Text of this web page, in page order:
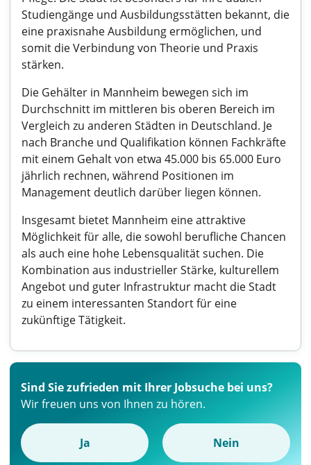
Studiengänge und Ausbildungsstätten bekannt, die
eine praxisnahe Ausbildung ermöglichen, und
somit die Verbindung von Theorie und Praxis
stärken.
Die Gehälter in Mannheim bewegen sich im
Durchschnitt im mittleren bis oberen Bereich im
Vergleich zu anderen Städten in Deutschland. Je
nach Branche und Qualifikation können Fachkräfte
mit einem Gehalt von etwa 45.000 bis 65.000 Euro
jährlich rechnen, während Positionen im
Management deutlich darüber liegen können.
Insgesamt bietet Mannheim eine attraktive
Möglichkeit für alle, die sowohl berufliche Chancen
als auch eine hohe Lebensqualität suchen. Die
Kombination aus industrieller Stärke, kulturellem
Angebot und guter Infrastruktur macht die Stadt
zu einem interessanten Standort für eine
zukünftige Tätigkeit.
Sind Sie zufrieden mit Ihrer Jobsuche bei uns?
Wir freuen uns von Ihnen zu hören.
Ja Nein